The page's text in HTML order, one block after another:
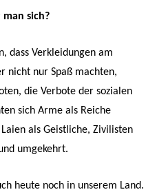
sich?
dass Verkleidungen am
nicht nur Spaß machten,
die Verbote der sozialen
sich Arme als Reiche
als Geistliche, Zivilisten
umgekehrt.
heute noch in unserem Land.